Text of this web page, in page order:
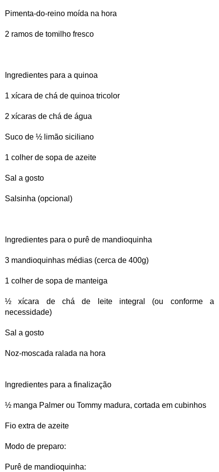
Pimenta-do-reino moída na hora
2 ramos de tomilho fresco
Ingredientes para a quinoa
1 xícara de chá de quinoa tricolor
2 xícaras de chá de água
Suco de ½ limão siciliano
1 colher de sopa de azeite
Sal a gosto
Salsinha (opcional)
Ingredientes para o purê de mandioquinha
3 mandioquinhas médias (cerca de 400g)
1 colher de sopa de manteiga
½ xícara de chá de leite integral (ou conforme a
necessidade)
Sal a gosto
Noz-moscada ralada na hora
Ingredientes para a finalização
½ manga Palmer ou Tommy madura, cortada em cubinhos
Fio extra de azeite
Modo de preparo:
Purê de mandioquinha: